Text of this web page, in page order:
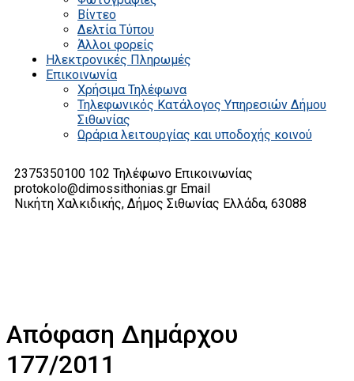
Βίντεο
Δελτία Τύπου
Άλλοι φορείς
Ηλεκτρονικές Πληρωμές
Επικοινωνία
Χρήσιμα Τηλέφωνα
Τηλεφωνικός Κατάλογος Υπηρεσιών Δήμου
Σιθωνίας
Ωράρια λειτουργίας και υποδοχής κοινού
2375350100 102 Τηλέφωνο Επικοινωνίας
protokolo@dimossithonias.gr Email
Νικήτη Χαλκιδικής, Δήμος Σιθωνίας Ελλάδα, 63088
Απόφαση Δημάρχου
177/2011